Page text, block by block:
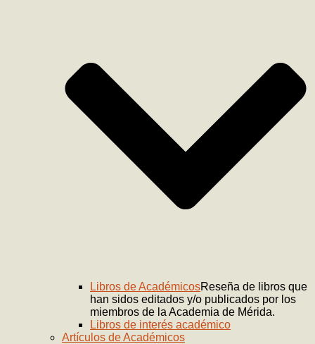
Libros de AcadémicosReseña de libros que
han sidos editados y/o publicados por los
miembros de la Academia de Mérida.
Libros de interés académico
Artículos de Académicos